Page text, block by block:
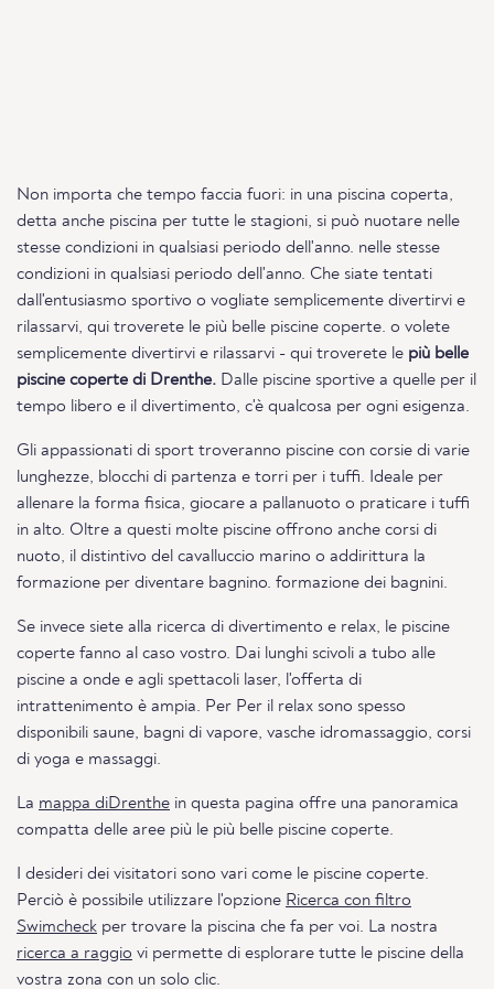
Non importa che tempo faccia fuori: in una piscina coperta,
detta anche piscina per tutte le stagioni, si può nuotare nelle
stesse condizioni in qualsiasi periodo dell'anno. nelle stesse
condizioni in qualsiasi periodo dell'anno. Che siate tentati
dall'entusiasmo sportivo o vogliate semplicemente divertirvi e
rilassarvi, qui troverete le più belle piscine coperte. o volete
semplicemente divertirvi e rilassarvi - qui troverete le più belle
piscine coperte di Drenthe. Dalle piscine sportive a quelle per il
tempo libero e il divertimento, c'è qualcosa per ogni esigenza.
Gli appassionati di sport troveranno piscine con corsie di varie
lunghezze, blocchi di partenza e torri per i tuffi. Ideale per
allenare la forma fisica, giocare a pallanuoto o praticare i tuffi
in alto. Oltre a questi molte piscine offrono anche corsi di
nuoto, il distintivo del cavalluccio marino o addirittura la
formazione per diventare bagnino. formazione dei bagnini.
Se invece siete alla ricerca di divertimento e relax, le piscine
coperte fanno al caso vostro. Dai lunghi scivoli a tubo alle
piscine a onde e agli spettacoli laser, l'offerta di
intrattenimento è ampia. Per Per il relax sono spesso
disponibili saune, bagni di vapore, vasche idromassaggio, corsi
di yoga e massaggi.
La mappa diDrenthe in questa pagina offre una panoramica
compatta delle aree più le più belle piscine coperte.
I desideri dei visitatori sono vari come le piscine coperte.
Perciò è possibile utilizzare l'opzione Ricerca con filtro
Swimcheck per trovare la piscina che fa per voi. La nostra
ricerca a raggio vi permette di esplorare tutte le piscine della
vostra zona con un solo clic.